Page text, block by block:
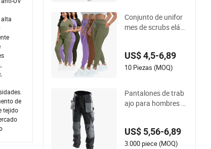
de
tejido
Conjunto de unifor
mes de scrubs elásti
e, blusa de scrubs d
e gran tamaño para
e de trabajo médico
y quirúrgico
US$ 4,5-6,89
10 Piezas (MOQ)
Pantalones de trab
ajo para hombres gr
múltiples bolsillos e i
nserciones para rod
US$ 5,56-6,89
3.000 piece (MOQ)